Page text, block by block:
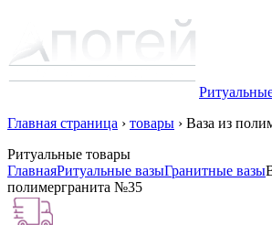
Главная страница › товары › Ваза из
Ритуальные товары
ГлавнаяРитуальные вазыГранитные вазы
полимергранита №35